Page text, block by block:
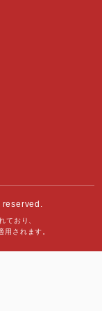
reserved.
ており、
用されます。